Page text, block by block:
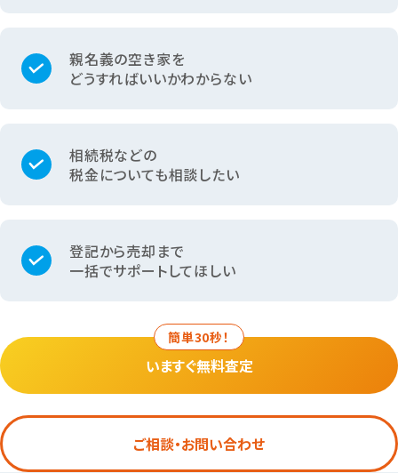
親名義の空き家を
どうすればいいかわからない
相続税などの
税金についても相談したい
登記から売却まで
一括でサポートしてほしい
簡単30秒！
いますぐ無料査定
ご相談・お問い合わせ